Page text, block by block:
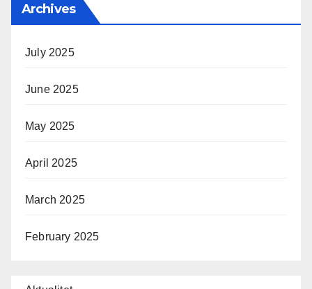
Archives
July 2025
June 2025
May 2025
April 2025
March 2025
February 2025